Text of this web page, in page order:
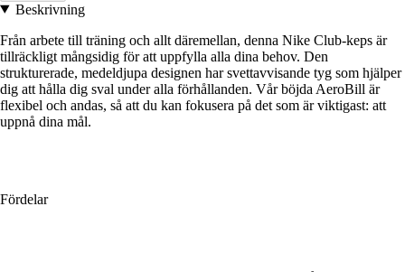
Beskrivning
Från arbete till träning och allt däremellan, denna Nike Club-keps är
tillräckligt mångsidig för att uppfylla alla dina behov. Den
strukturerade, medeldjupa designen har svettavvisande tyg som hjälper
dig att hålla dig sval under alla förhållanden. Vår böjda AeroBill är
flexibel och andas, så att du kan fokusera på det som är viktigast: att
uppnå dina mål.
Fördelar